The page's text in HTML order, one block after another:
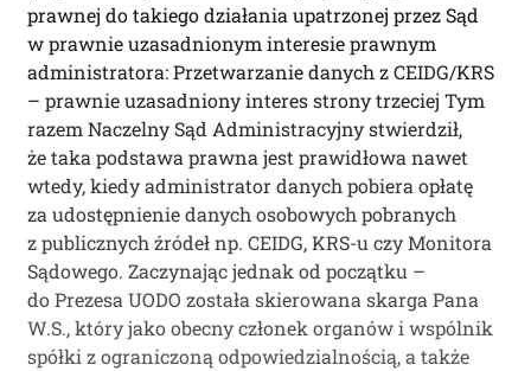
prawnej do takiego działania upatrzonej przez Sąd
w prawnie uzasadnionym interesie prawnym
administratora: Przetwarzanie danych z CEIDG/KRS
– prawnie uzasadniony interes strony trzeciej Tym
razem Naczelny Sąd Administracyjny stwierdził,
że taka podstawa prawna jest prawidłowa nawet
wtedy, kiedy administrator danych pobiera opłatę
za udostępnienie danych osobowych pobranych
z publicznych źródeł np. CEIDG, KRS-u czy Monitora
Sądowego. Zaczynając jednak od początku –
do Prezesa UODO została skierowana skarga Pana
W.S., który jako obecny członek organów i wspólnik
spółki z ograniczoną odpowiedzialnością, a także